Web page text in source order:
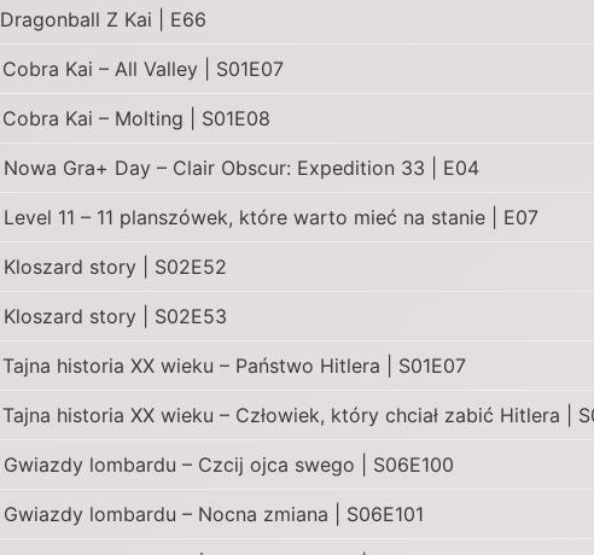
Dragonball Z Kai | E66
Cobra Kai – All Valley | S01E07
Cobra Kai – Molting | S01E08
Nowa Gra+ Day – Clair Obscur: Expedition 33 | E04
Level 11 – 11 planszówek, które warto mieć na stanie | E07
Kloszard story | S02E52
Kloszard story | S02E53
Tajna historia XX wieku – Państwo Hitlera | S01E07
Tajna historia XX wieku – Człowiek, który chciał zabić Hitlera |
Gwiazdy lombardu – Czcij ojca swego | S06E100
Gwiazdy lombardu – Nocna zmiana | S06E101